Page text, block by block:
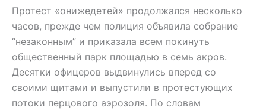
Протест «онижедетей» продолжался несколько
часов, прежде чем полиция объявила собрание
“незаконным” и приказала всем покинуть
общественный парк площадью в семь акров.
Десятки офицеров выдвинулись вперед со
своими щитами и выпустили в протестующих
потоки перцового аэрозоля. По словам